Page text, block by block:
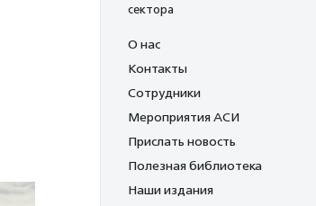
сектора
О нас
Контакты
Сотрудники
Мероприятия АСИ
Прислать новость
Полезная библиотека
Наши издания